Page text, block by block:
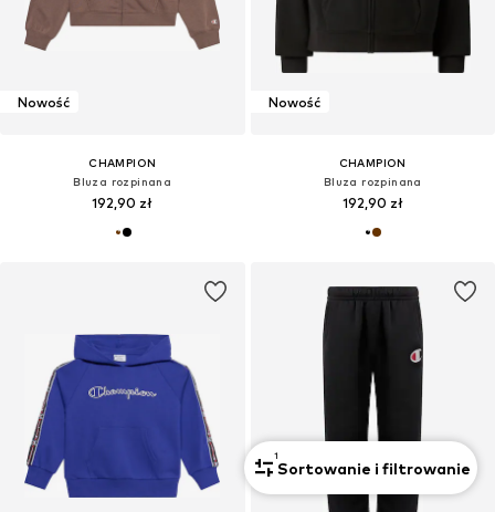
Nowość
CHAMPION
Bluza rozpinana
192,90 zł
Nowość
CHAMPION
Bluza rozpinana
192,90 zł
1
Sortowanie i filtrowanie